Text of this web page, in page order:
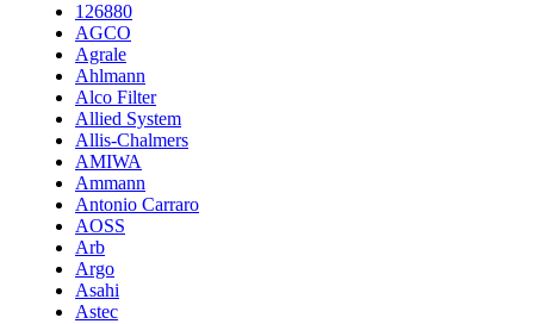
126880
AGCO
Agrale
Ahlmann
Alco Filter
Allied System
Allis-Chalmers
AMIWA
Ammann
Antonio Carraro
AOSS
Arb
Argo
Asahi
Astec